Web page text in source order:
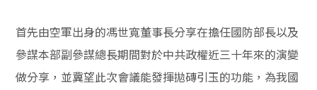
首先由空軍出身的馮世寬董事長分享在擔任國防部長以及
參謀本部副參謀總長期間對於中共政權近三十年來的演變
做分享，並冀望此次會議能發揮拋磚引玉的功能，為我國